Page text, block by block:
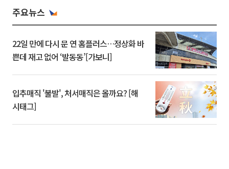
주요뉴스
22일 만에 다시 문 연 홈플러스…정상화 바
쁜데 재고 없어 ‘발동동’[가보니]
입추매직 '불발', 처서매직은 올까요? [해
시태그]